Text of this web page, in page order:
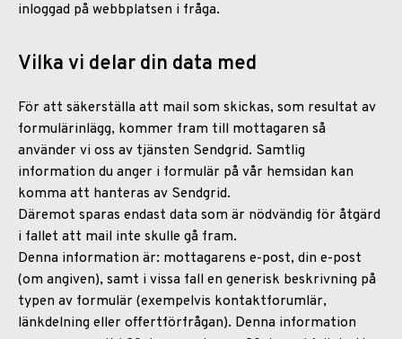
inloggad på webbplatsen i fråga.
Vilka vi delar din data med
För att säkerställa att mail som skickas, som resultat av
formulärinlägg, kommer fram till mottagaren så
använder vi oss av tjänsten Sendgrid. Samtlig
information du anger i formulär på vår hemsidan kan
komma att hanteras av Sendgrid.
Däremot sparas endast data som är nödvändig för åtgärd
i fallet att mail inte skulle gå fram.
Denna information är: mottagarens e-post, din e-post
(om angiven), samt i vissa fall en generisk beskrivning på
typen av formulär (exempelvis kontaktforumlär,
länkdelning eller offertförfrågan). Denna information